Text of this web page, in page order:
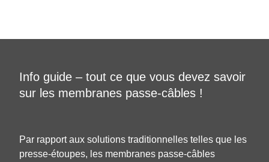
Info guide – tout ce que vous devez savoir
sur les membranes passe-câbles !
Par rapport aux solutions traditionnelles telles que les
presse-étoupes, les membranes passe-câbles